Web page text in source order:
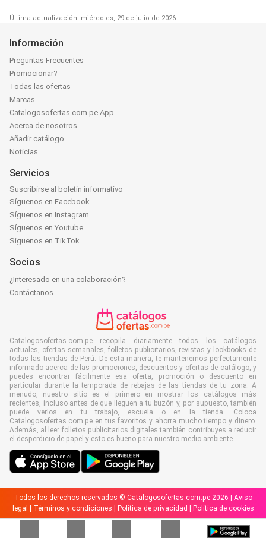
Última actualización: miércoles, 29 de julio de 2026
Información
Preguntas Frecuentes
Promocionar?
Todas las ofertas
Marcas
Catalogosofertas.com.pe App
Acerca de nosotros
Añadir catálogo
Noticias
Servicios
Suscribirse al boletín informativo
Síguenos en Facebook
Síguenos en Instagram
Síguenos en Youtube
Síguenos en TikTok
Socios
¿Interesado en una colaboración?
Contáctanos
Catalogosofertas.com.pe recopila diariamente todos los catálogos
actuales, ofertas semanales, folletos publicitarios, revistas y lookbooks de
todas las tiendas de Perú. De esta manera, te mantenemos perfectamente
informado acerca de las promociones, descuentos y ofertas de catálogo, y
puedes encontrar fácilmente esa oferta, promoción o descuento en
particular durante la temporada de rebajas de las tiendas de tu zona. A
menudo, nuestro sitio es el primero en mostrar los catálogos más
recientes, incluso antes de que lleguen a tu buzón y, por supuesto, también
puede verlos en tu trabajo, escuela o en la tienda. Coloca
Catalogosofertas.com.pe en tus favoritos y ahorra mucho tiempo y dinero.
Además, al leer folletos publicitarios digitales también contribuyes a reducir
el desperdicio de papel y esto es bueno para nuestro medio ambiente.
Todos los derechos reservados © Catalogosofertas.com.pe 2026 | Aviso
legal
Términos y condiciones Política de privacidad Política de cookies